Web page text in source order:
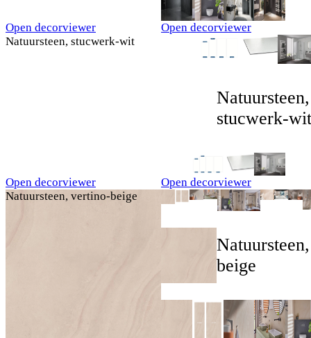
Open decorviewer
Open decorviewer
Natuursteen, stucwerk-wit
Open decorviewer
Natuursteen,
stucwerk-wit
Open decorviewer
Natuursteen, vertino-beige
beige